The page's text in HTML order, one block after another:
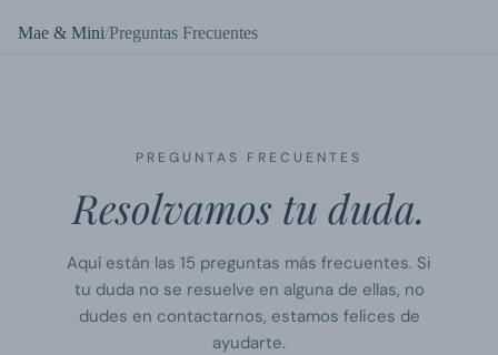
Mae & Mini Preguntas Frecuentes
PREGUNTAS FRECUENTES
Resolvamos tu duda.
Aquí están las 15 preguntas más frecuentes. Si
tu duda no se resuelve en alguna de ellas, no
dudes en contactarnos, estamos felices de
ayudarte.